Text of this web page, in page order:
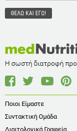
Η σωστή διατροφή
Ποιοι Είμαστε
Συντακτική Ομάδα
Διαιτολογικά Γραφεία